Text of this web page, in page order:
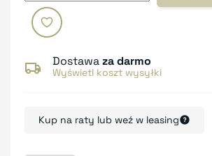
Dostawaza darmo
Wyświetl koszt wysyłki
Kup na raty lub weź w leasing